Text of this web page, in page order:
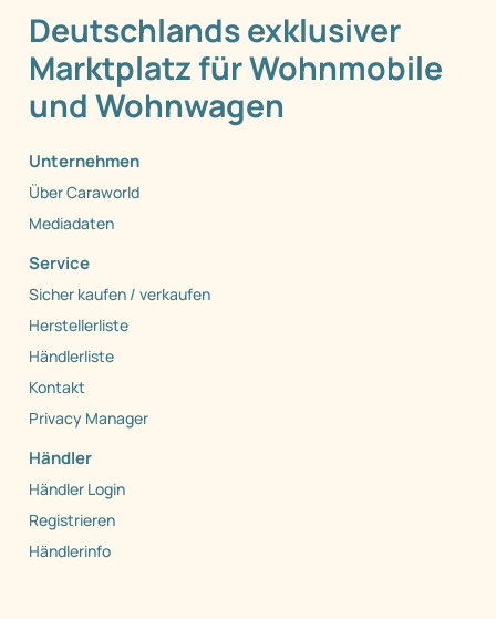
Deutschlands exklusiver
Marktplatz für Wohnmobile
und Wohnwagen
Unternehmen
Über Caraworld
Mediadaten
Service
Sicher kaufen / verkaufen
Herstellerliste
Händlerliste
Kontakt
Privacy Manager
Händler
Händler Login
Registrieren
Händlerinfo